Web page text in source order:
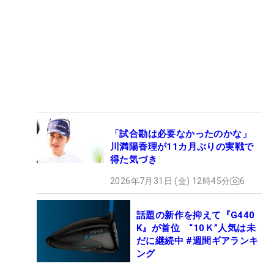
「試合勘は必要なかったのかな」
川満陽香理が11カ月ぶりの実戦で
得た気づき
2026年7月31日 (金) 12時45分 6
話題の新作を抑えて『G440
K』が首位 “10Ｋ”人気は未
だに継続中 #週間ギアランキ
ング